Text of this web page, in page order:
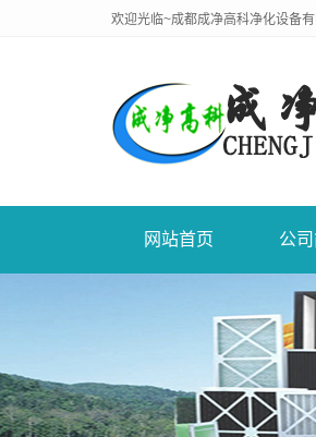
欢迎光临~成都成净高科净化设备
网站首页 公